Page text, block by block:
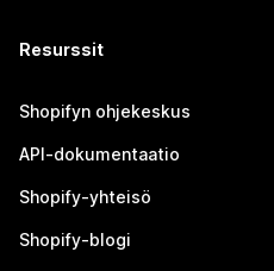
Resurssit
Shopifyn ohjekeskus
API-dokumentaatio
Shopify-yhteisö
Shopify-blogi